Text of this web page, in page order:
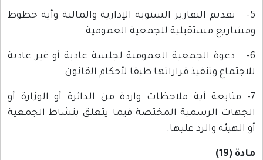
5- تقديم التقارير السنوية الإدارية والمالية وأية خطوط
ومشاريع مستقبلية للجمعية العمومية.
6- دعوة الجمعية العمومية لجلسة عادية أو غير عادية
للاجتماع وتنفيذ قراراتها طبقا لأحكام القانون.
7- متابعة أية ملاحظات واردة من الدائرة أو الوزارة أو
الجهات الرسمية المختصة فيما يتعلق بنشاط الجمعية
أو الهيئة والرد عليها.
مادة (19)